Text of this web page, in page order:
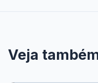
Veja